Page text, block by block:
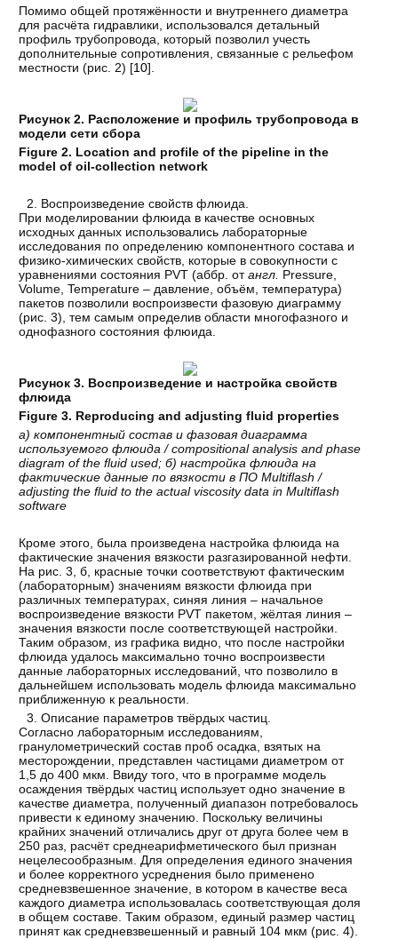
Помимо общей протяжённости и внутреннего диаметра
для расчёта гидравлики, использовался детальный
профиль трубопровода, который позволил учесть
дополнительные сопротивления, связанные с рельефом
местности (рис. 2) [10].
Рисунок 2. Расположение и профиль трубопровода в
модели сети сбора
Figure 2. Location and profile of the pipeline in the
model of oil-collection network
Воспроизведение свойств флюида.
При моделировании флюида в качестве основных
исходных данных использовались лабораторные
исследования по определению компонентного состава и
физико-химических свойств, которые в совокупности с
уравнениями состояния PVT (аббр. отангл. Pressure,
Volume, Temperature – давление, объём, температура)
пакетов позволили воспроизвести фазовую диаграмму
(рис. 3), тем самым определив области многофазного и
однофазного состояния флюида.
Рисунок 3. Воспроизведение и настройка свойств
флюида
Figure 3. Reproducing and adjusting fluid properties
а)компонентный состав и фазовая диаграмма
используемого флюида / compositional analysis and phase
diagram of the fluid used;б)настройка флюида на
фактические данные по вязкости в ПО Multiflash /
adjusting the fluid to the actual viscosity data in Multiflash
software
Кроме этого, была произведена настройка флюида на
фактические значения вязкости разгазированной нефти.
На рис. 3, б, красные точки соответствуют фактическим
(лабораторным) значениям вязкости флюида при
различных температурах, синяя линия – начальное
воспроизведение вязкости PVT пакетом, жёлтая линия –
значения вязкости после соответствующей настройки.
Таким образом, из графика видно, что после настройки
флюида удалось максимально точно воспроизвести
данные лабораторных исследований, что позволило в
дальнейшем использовать модель флюида максимально
приближенную к реальности.
Описание параметров твёрдых частиц.
Согласно лабораторным исследованиям,
гранулометрический состав проб осадка, взятых на
месторождении, представлен частицами диаметром от
1,5 до 400 мкм. Ввиду того, что в программе модель
осаждения твёрдых частиц использует одно значение в
качестве диаметра, полученный диапазон потребовалось
привести к единому значению. Поскольку величины
крайних значений отличались друг от друга более чем в
250 раз, расчёт среднеарифметического был признан
нецелесообразным. Для определения единого значения
и более корректного усреднения было применено
средневзвешенное значение, в котором в качестве веса
каждого диаметра использовалась соответствующая доля
в общем составе. Таким образом, единый размер частиц
принят как средневзвешенный и равный 104 мкм (рис. 4).